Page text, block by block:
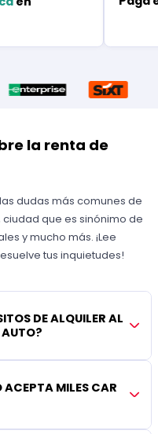
la renta de
dudas más comunes de
ciudad que es sinónimo de
y mucho más. ¡Lee
tus inquietudes!
DE ALQUILER AL
AUTO?
ACEPTA MILES CAR